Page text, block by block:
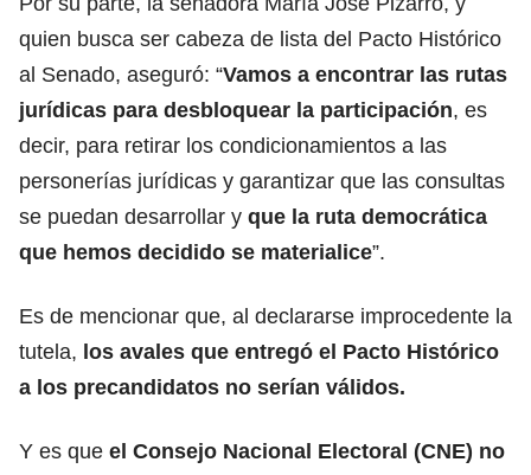
quien busca ser cabeza de lista del Pacto Histórico
al Senado, aseguró: “Vamos a encontrar las rutas
jurídicas para desbloquear la participación, es
decir, para retirar los condicionamientos a las
personerías jurídicas y garantizar que las consultas
se puedan desarrollar y que la ruta democrática
que hemos decidido se materialice”.
Es de mencionar que, al declararse improcedente la
tutela, los avales que entregó el Pacto Histórico
a los precandidatos no serían válidos.
Y es que el Consejo Nacional Electoral (CNE) no